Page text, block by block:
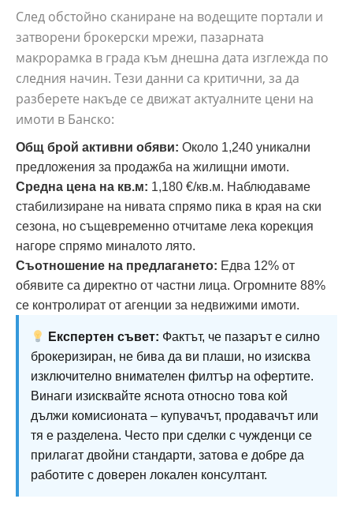
След обстойно сканиране на водещите портали и
затворени брокерски мрежи, пазарната
макрорамка в града към днешна дата изглежда по
следния начин. Тези данни са критични, за да
разберете накъде се движат актуалните цени на
имоти в Банско:
Общ брой активни обяви: Около 1,240 уникални
предложения за продажба на жилищни имоти.
Средна цена на кв.м: 1,180 €/кв.м. Наблюдаваме
стабилизиране на нивата спрямо пика в края на ски
сезона, но същевременно отчитаме лека корекция
нагоре спрямо миналото лято.
Съотношение на предлагането: Едва 12% от
обявите са директно от частни лица. Огромните 88%
се контролират от агенции за недвижими имоти.
Експертен съвет: Фактът, че пазарът е силно
брокеризиран, не бива да ви плаши, но изисква
изключително внимателен филтър на офертите.
Винаги изисквайте яснота относно това кой
дължи комисионата – купувачът, продавачът или
тя е разделена. Често при сделки с чужденци се
прилагат двойни стандарти, затова е добре да
работите с доверен локален консултант.